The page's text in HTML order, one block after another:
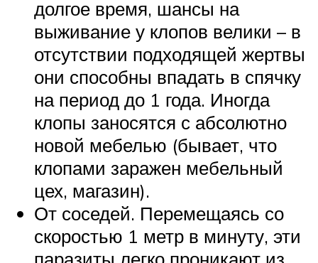
долгое время, шансы на
выживание у клопов велики – в
отсутствии подходящей жертвы
они способны впадать в спячку
на период до 1 года. Иногда
клопы заносятся с абсолютно
новой мебелью (бывает, что
клопами заражен мебельный
цех, магазин).
От соседей. Перемещаясь со
скоростью 1 метр в минуту, эти